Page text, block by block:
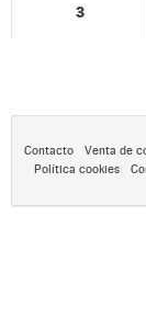
3
Contacto Venta de
Política cookies